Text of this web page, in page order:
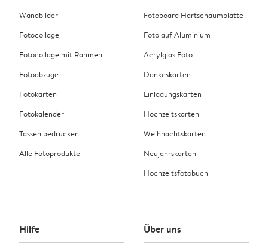
Wandbilder
Fotocollage
Fotocollage mit Rahmen
Fotoabzüge
Fotokarten
Fotokalender
Tassen bedrucken
Alle Fotoprodukte
Fotoboard Hartschaumplatte
Foto auf Aluminium
Acrylglas Foto
Dankeskarten
Einladungskarten
Hochzeitskarten
Weihnachtskarten
Neujahrskarten
Hochzeitsfotobuch
Hilfe Über uns